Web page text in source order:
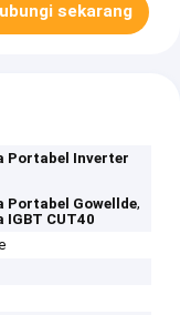
sekarang
Portabel Inverter
Portabel Gowellde,
IGBT CUT40